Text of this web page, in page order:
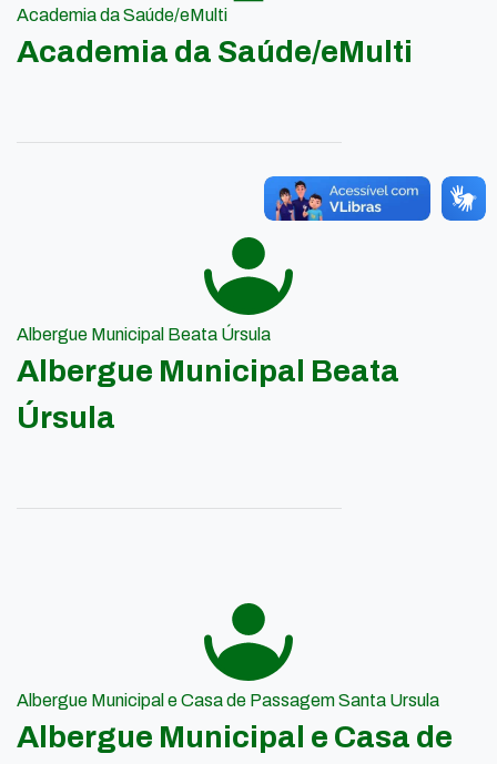
Academia da Saúde/eMulti
Academia da Saúde/eMulti
Albergue Municipal Beata Úrsula
Albergue Municipal Beata
Úrsula
Albergue Municipal e Casa de Passagem Santa Ursula
Albergue Municipal e Casa de